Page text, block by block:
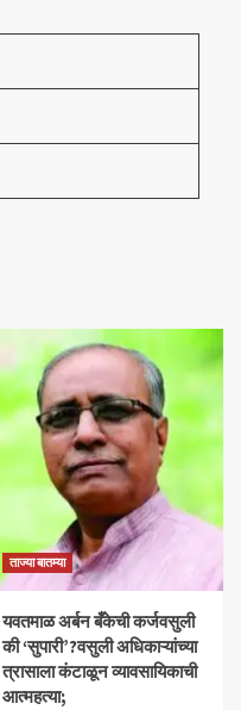
ताज्या बातम्या
​यवतमाळ अर्बन बँकेची कर्जवसुली
की ‘सुपारी’?वसुली अधिकाऱ्यांच्या
त्रासाला कंटाळून व्यावसायिकाची
आत्महत्या;